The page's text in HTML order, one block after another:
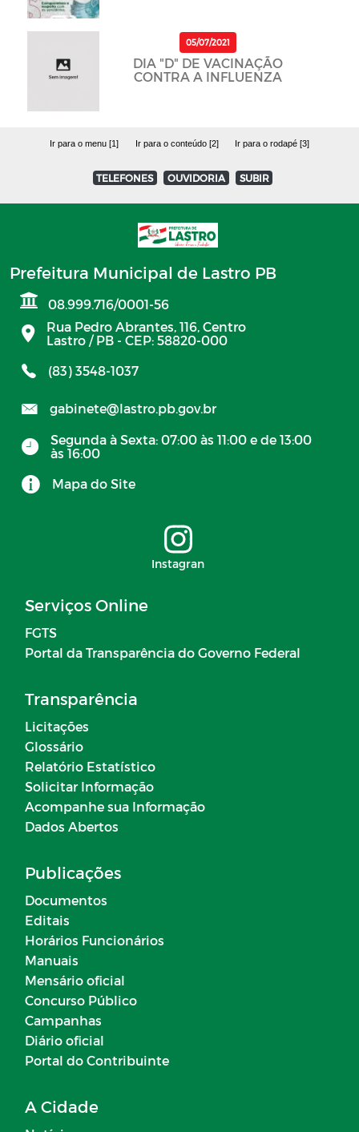
05/07/2021
DIA "D" DE VACINAÇÃO
CONTRA A INFLUENZA
Ir para o menu [1] Ir para o conteúdo [2] Ir para o rodapé [3]
TELEFONES OUVIDORIA SUBIR
Prefeitura Municipal de Lastro PB
08.999.716/0001-56
Rua Pedro Abrantes, 116, Centro
Lastro / PB - CEP: 58820-000
(83) 3548-1037
gabinete@lastro.pb.gov.br
Segunda à Sexta: 07:00 às 11:00 e de 13:00
às 16:00
Mapa do Site
Instagran
Serviços Online
FGTS
Portal da Transparência do Governo Federal
Transparência
Licitações
Glossário
Relatório Estatístico
Solicitar Informação
Acompanhe sua Informação
Dados Abertos
Publicações
Documentos
Editais
Horários Funcionários
Manuais
Mensário oficial
Concurso Público
Campanhas
Diário oficial
Portal do Contribuinte
A Cidade